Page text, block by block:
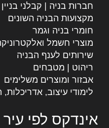
חברות בניה | קבלני בניין
מקצועות הבניה השונים
חומרי בניה וגמר
מוצרי חשמל
שירותים לענף הבניה
ריהוט | מטבחים
אבזור ומוצרים משלימים
לימודי עיצוב, אדריכלות,
אינדקס לפי עיר